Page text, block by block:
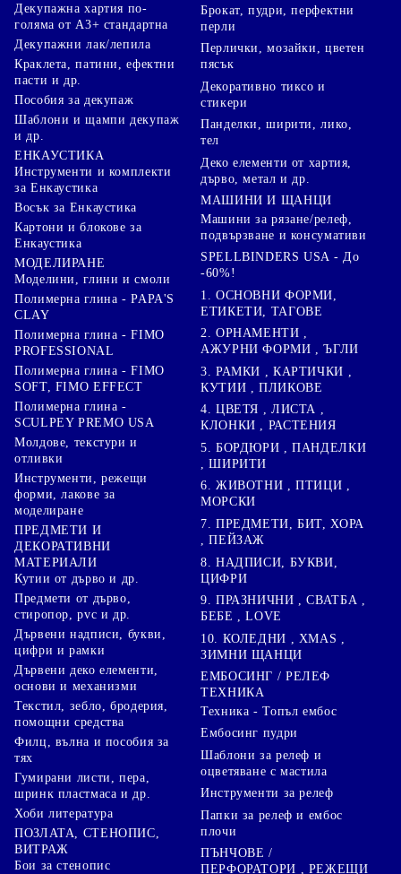
Декупажна хартия по-
голяма от А3+ стандартна
Декупажни лак/лепила
Краклета, патини, ефектни
пасти и др.
Пособия за декупаж
Шаблони и щампи декупаж
и др.
ЕНКАУСТИКА
Инструменти и комплекти
за Енкаустика
Восък за Енкаустика
Картони и блокове за
Енкаустика
МОДЕЛИРАНЕ
Моделини, глини и смоли
Полимерна глина - PAPA'S
CLAY
Полимерна глина - FIMO
PROFESSIONAL
Полимерна глина - FIMO
SOFT, FIMO EFFECT
Полимерна глина -
SCULPEY PREMO USA
Молдове, текстури и
отливки
Инструменти, режещи
форми, лакове за
моделиране
ПРЕДМЕТИ И
ДЕКОРАТИВНИ
МАТЕРИАЛИ
Кутии от дърво и др.
Предмети от дърво,
стиропор, pvc и др.
Дървени надписи, букви,
цифри и рамки
Дървени деко елементи,
основи и механизми
Текстил, зебло, бродерия,
помощни средства
Филц, вълна и пособия за
тях
Гумирани листи, пера,
шринк пластмаса и др.
Хоби литература
ПОЗЛАТА, СТЕНОПИС,
ВИТРАЖ
Бои за стенопис
Брокат, пудри, перфектни
перли
Перлички, мозайки, цветен
пясък
Декоративно тиксо и
стикери
Панделки, ширити, лико,
тел
Деко елементи от хартия,
дърво, метал и др.
МАШИНИ И ЩАНЦИ
Машини за рязане/релеф,
подвързване и консумативи
SPELLBINDERS USA - До
-60%!
1. ОСНОВНИ ФОРМИ,
ЕТИКЕТИ, ТАГОВЕ
2. ОРНАМЕНТИ ,
АЖУРНИ ФОРМИ , ЪГЛИ
3. РАМКИ , КАРТИЧКИ ,
КУТИИ , ПЛИКОВЕ
4. ЦВЕТЯ , ЛИСТА ,
КЛОНКИ , РАСТЕНИЯ
5. БОРДЮРИ , ПАНДЕЛКИ
, ШИРИТИ
6. ЖИВОТНИ , ПТИЦИ ,
МОРСКИ
7. ПРЕДМЕТИ, БИТ, ХОРА
, ПЕЙЗАЖ
8. НАДПИСИ, БУКВИ,
ЦИФРИ
9. ПРАЗНИЧНИ , СВАТБА ,
БЕБЕ , LOVE
10. КОЛЕДНИ , XMAS ,
ЗИМНИ ЩАНЦИ
ЕМБОСИНГ / РЕЛЕФ
ТЕХНИКА
Техника - Топъл ембос
Ембосинг пудри
Шаблони за релеф и
оцветяване с мастила
Инструменти за релеф
Папки за релеф и ембос
плочи
ПЪНЧОВЕ /
ПЕРФОРАТОРИ , РЕЖЕЩИ